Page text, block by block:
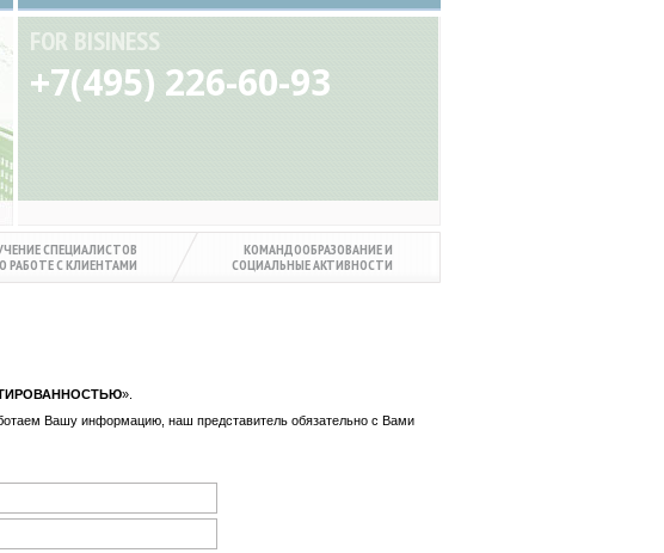
FOR BISINESS
+7(495) 226-60-93
СПЕЦИАЛИСТОВ
РАБОТЕ С КЛИЕНТАМИ
КОМАНДООБРАЗОВАНИЕ И
СОЦИАЛЬНЫЕ АКТИВНОСТИ
».
Вашу информацию, наш представитель обязательно с Вами